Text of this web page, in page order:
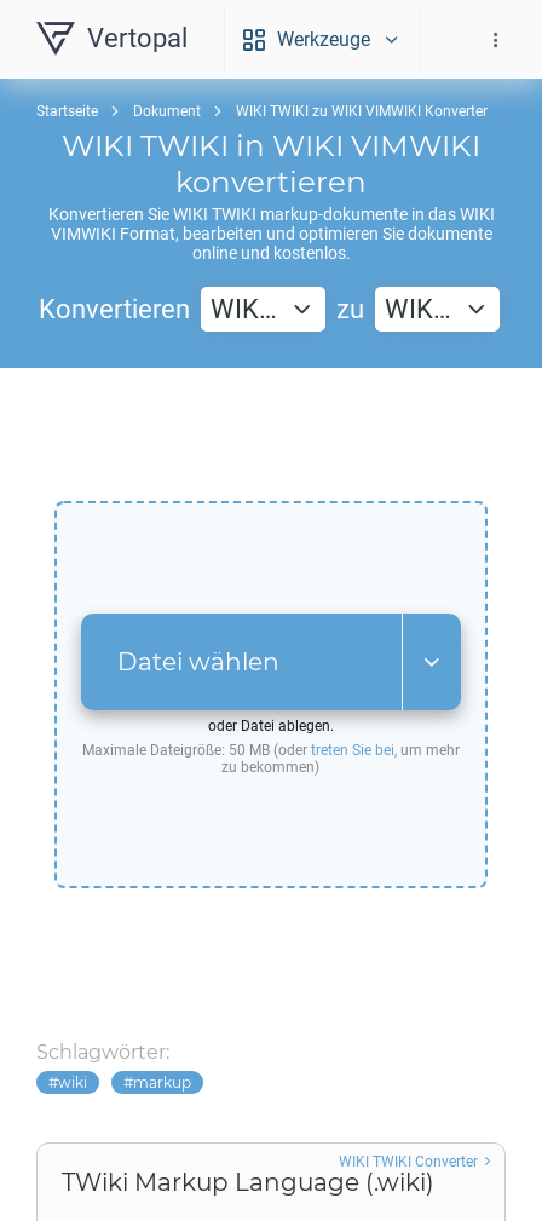
Vertopal Werkzeuge
Startseite Dokument WIKI TWIKI zu WIKI VIMWIKI Konverter
WIKI TWIKI in WIKI VIMWIKI
konvertieren
Konvertieren SieWIKI TWIKI markup-dokumente in dasWIKI
VIMWIKI Format, bearbeiten und optimieren Sie dokumente
online und kostenlos.
Konvertieren WIK… zu WIK…
Datei wählen
oder Datei ablegen.
Maximale Dateigröße: 50 MB (oder treten Sie bei, um mehr
zu bekommen)
Schlagwörter:
wiki markup
TWiki Markup Language (.wiki)
WIKI TWIKI Converter